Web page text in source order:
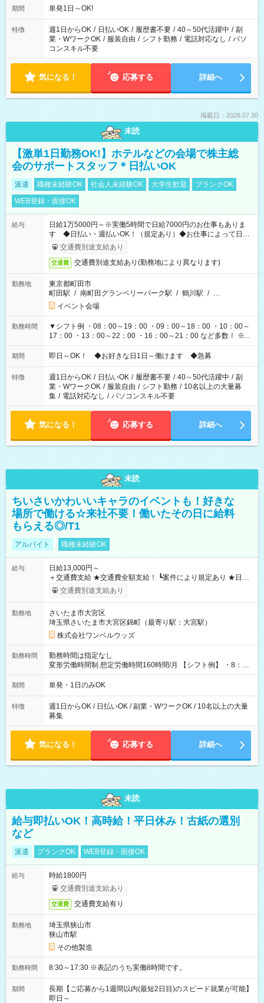
期間 単発1日～OK!
特徴 週1日からOK / 日払いOK / 履歴書不要 / 40～50代活躍中 / 副
業・WワークOK / 服装自由 / シフト勤務 / 電話対応なし / パソ
コンスキル不要
気になる！ 応募する 詳細へ
掲載日：2026.07.30
未読
【激単1日勤務OK!】ホテルなどの会場で株主総
会のサポートスタッフ＊日払いOK
派遣 職種未経験OK 社会人未経験OK 大学生歓迎
ブランクOK
WEB登録・面接OK
給与
日給1万5000円～※実働5時間で日給7000円のお仕事もありま
す ◆日払い・週払いOK！（規定あり）◆お仕事によって日給
も異なります
交通費別途支給あり
交通費 交通費別途支給あり(勤務地により異なります)
勤務地
東京都町田市
町田駅 / 南町田グランベリーパーク駅 / 鶴川駅 / …
イベント会場
勤務時間
▼シフト例 ・08：00～19：00 ・09：00～18：00 ・10：00～
17：00 ・13：00～22：00 ・16：00～21：00 など多数！ ※お
仕事により勤務時間が異なります
期間 即日～OK！ ◆お好きな日1日～働けます ◆急募
特徴 週1日からOK / 日払いOK / 履歴書不要 / 40～50代活躍中 / 副
業・WワークOK / 服装自由 / シフト勤務 / 10名以上の大量募
集 / 電話対応なし / パソコンスキル不要
気になる！ 応募する 詳細へ
未読
ちいさいかわいいキャラのイベントも！好きな
場所で働ける☆来社不要！働いたその日に給料
もらえる◎/T1
アルバイト 職種未経験OK
給与
日給13,000円～
＋交通費支給 ★交通費全額支給！ ┗案件により規定あり ★日払
いOK！（規定あり） ┗働いたその日に現金GET♪ お仕事後はコ
ンビニATMから 日払い分を引き落とせます！ 【試用期間】試
交通費別途支給あり
勤務地
さいたま市大宮区
埼玉県さいたま市大宮区錦町（最寄り駅：大宮駅）
株式会社ワンベルウッズ
勤務時間
勤務時間は指定なし
変形労働時間制 想定労働時間160時間/月 【シフト例】 ・8：00
～21：00
期間 単発・1日のみOK
特徴
週1日からOK / 日払いOK / 副業・WワークOK / 10名以上の大量
募集
気になる！ 応募する 詳細へ
未読
給与即払いOK！高時給！平日休み！古紙の選別
など
派遣 ブランクOK WEB登録・面接OK
給与
時給1800円
交通費別途支給あり
交通費 交通費支給有り
勤務地
埼玉県狭山市
狭山市駅
その他製造
勤務時間 8:30～17:30 ※表記のうち実働8時間です。
期間
長期【ご応募から1週間以内(最短2日目)のスピード就業が可能】
即日～